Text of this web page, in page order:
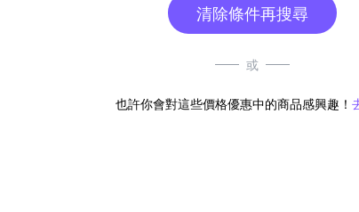
清除條件再搜尋
或
也許你會對這些價格優惠中的商品感興趣！